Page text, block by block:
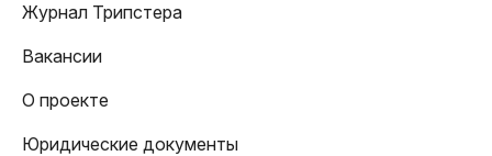
Журнал Трипстера
Вакансии
О проекте
Юридические документы